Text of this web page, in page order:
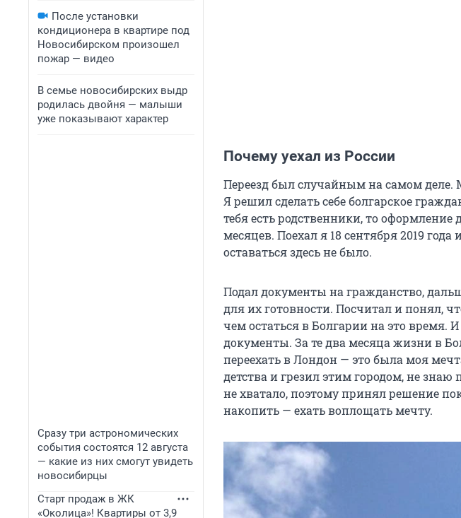
После установки
кондиционера в квартире под
Новосибирском произошел
пожар — видео
В семье новосибирских выдр
родилась двойня — малыши
уже показывают характер
Сразу три астрономических
события состоятся 12 августа
— какие из них смогут увидеть
новосибирцы
Старт продаж в ЖК
«Околица»! Квартиры от 3,9
Почему уехал из России
Переезд был случайным на самом деле.
Я решил сделать себе болгарское
тебя есть родственники, то
месяцев. Поехал я 18 сентября 2019
оставаться здесь не было.
Подал документы на гражданство,
для их готовности. Посчитал и понял,
чем остаться в Болгарии на это время.
документы. За те два месяца жизни в
переехать в Лондон — это была моя
детства и грезил этим городом, не
не хватало, поэтому принял решение
накопить — ехать воплощать мечту.